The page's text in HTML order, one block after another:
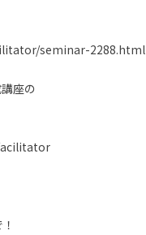
seminar-2288.html
座の